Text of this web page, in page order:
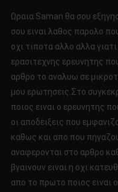
Ωραια Saman θα σου
σου ειναι λαθος παρολο
οχι τιποτα αλλο αλλα
ερασιτεχνης ερευνητης
αρθρο το αναλυω σε
μου ερωτησεις.Στο
ποιος ειναι ο ερευνητης
οι αποδειξεις που
καθως και απο που
αναφερονται στο αρθρο
βγαινουν ειναι η οχι
απο το πρωτο ποιος ειναι